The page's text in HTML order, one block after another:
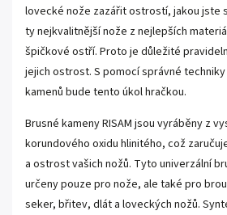
lovecké nože zazářit ostrostí, jakou jste
ty nejkvalitnější nože z nejlepších
špičkové ostří. Proto je důležité
jejich ostrost. S pomocí správné
kamenů bude tento úkol hračkou.
Brusné kameny RISAM jsou vyráběny z
korundového oxidu hlinitého, což
a ostrost vašich nožů. Tyto univerzální
určeny pouze pro nože, ale také pro
seker, břitev, dlát a loveckých nožů.